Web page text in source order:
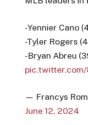
-Yennier Cano
-Tyler Rogers
-Bryan Abreu
— Francys
June 12, 2024